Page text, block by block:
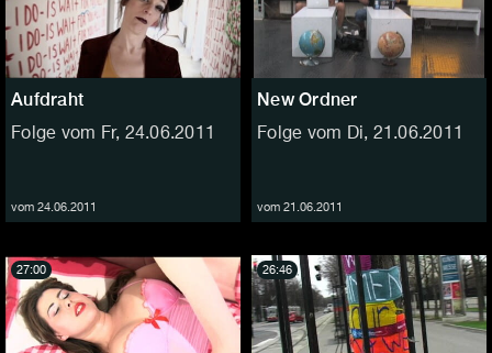
Aufdraht
Folge vom Fr, 24.06.2011
vom 24.06.2011
New Ordner
Folge vom Di, 21.06.2011
vom 21.06.2011
27:00 26:46